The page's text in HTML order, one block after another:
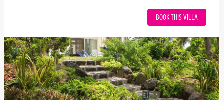
BOOK THIS VILLA